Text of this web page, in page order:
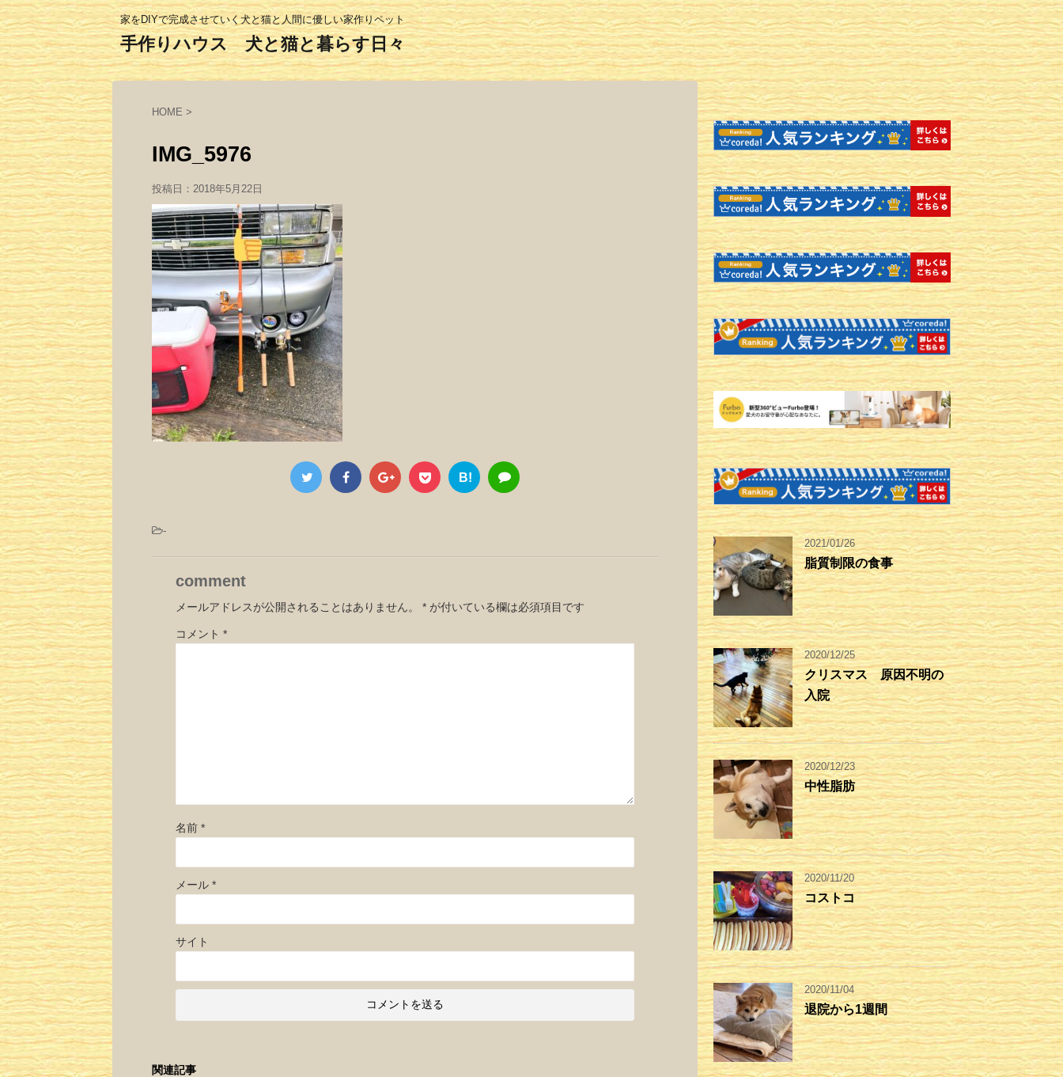
家をDIYで完成させていく犬と猫と人間に優しい家作りペット
手作りハウス 犬と猫と暮らす日々
HOME >
IMG_5976
投稿日： 2018年5月22日
B!
-
comment
メールアドレスが公開されることはありません。 * が付いている欄は必須項目です
コメント *
名前 *
メール *
サイト
関連記事
2021/01/26
脂質制限の食事
2020/12/25
クリスマス 原因不明の
入院
2020/12/23
中性脂肪
2020/11/20
コストコ
2020/11/04
退院から1週間